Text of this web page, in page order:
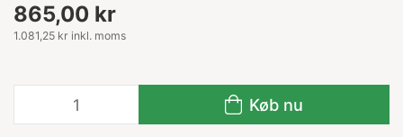
865,00 kr
1.081,25 kr inkl. moms
Køb nu